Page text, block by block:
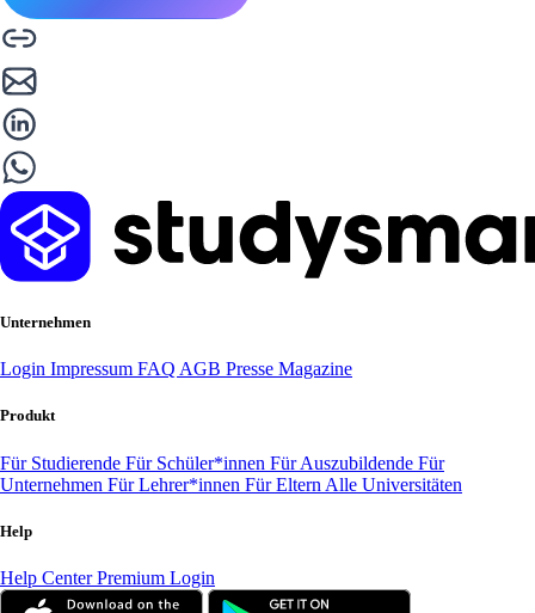
Unternehmen
Login Impressum FAQ AGB Presse Magazine
Produkt
Für Studierende Für Schüler*innen Für Auszubildende Für
Unternehmen Für Lehrer*innen Für Eltern Alle Universitäten
Help
Help CenterPremium Login